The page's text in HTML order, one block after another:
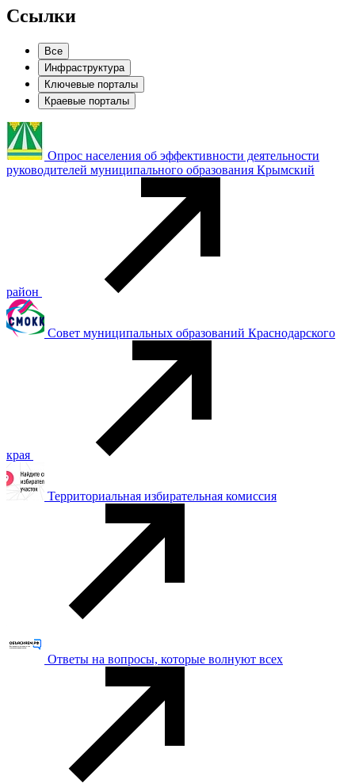
Ссылки
Все
Инфраструктура
Ключевые порталы
Краевые порталы
Опрос населения об эффективности деятельности
руководителей муниципального образования Крымский
район
Совет муниципальных образований Краснодарского
края
Территориальная избирательная комиссия
Ответы на вопросы, которые волнуют всех